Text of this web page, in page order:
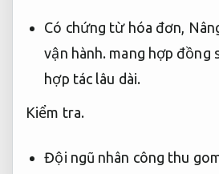
Có chứng từ hóa đơn,
vận hành. mang hợp đồng
hợp tác lâu dài.
Kiểm tra.
Đội ngũ nhân công thu